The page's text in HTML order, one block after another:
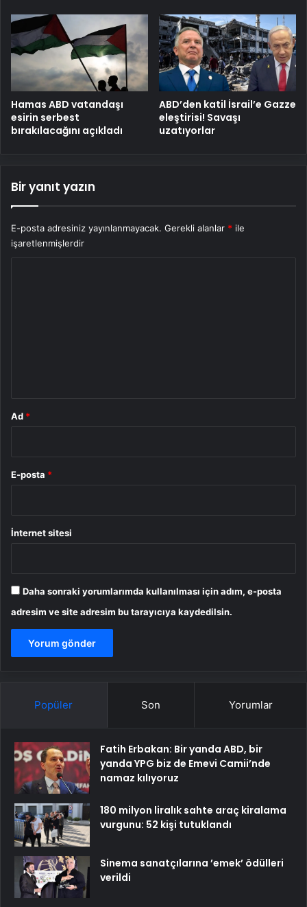
Hamas ABD vatandaşı
esirin serbest
bırakılacağını açıkladı
ABD’den katil İsrail’e Gazze
eleştirisi! Savaşı
uzatıyorlar
Bir yanıt yazın
E-posta adresiniz yayınlanmayacak. Gerekli alanlar * ile
işaretlenmişlerdir
Ad *
E-posta *
İnternet sitesi
Daha sonraki yorumlarımda kullanılması için adım, e-posta
adresim ve site adresim bu tarayıcıya kaydedilsin.
Popüler Son Yorumlar
Fatih Erbakan: Bir yanda ABD, bir
yanda YPG biz de Emevi Camii’nde
namaz kılıyoruz
180 milyon liralık sahte araç kiralama
vurgunu: 52 kişi tutuklandı
Sinema sanatçılarına ’emek’ ödülleri
verildi